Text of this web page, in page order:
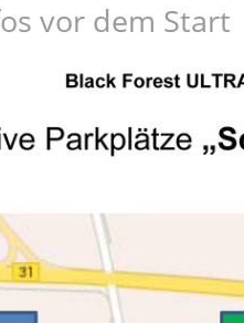
vor dem Start